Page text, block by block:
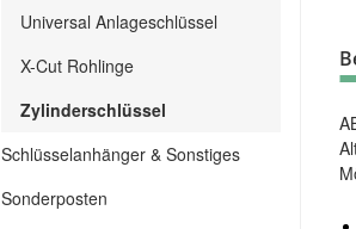
Universal Anlageschlüssel
X-Cut Rohlinge
Zylinderschlüssel
Schlüsselanhänger & Sonstiges
Sonderposten